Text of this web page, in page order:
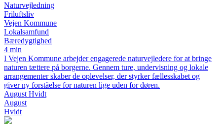
Naturvejledning
Friluftsliv
Vejen Kommune
Lokalsamfund
Bæredygtighed
4 min
I Vejen Kommune arbejder engagerede naturvejledere for at bringe
naturen tættere på borgerne. Gennem ture, undervisning og lokale
arrangementer skaber de oplevelser, der styrker fællesskabet og
giver ny forståelse for naturen lige uden for døren.
August Hvidt
August
Hvidt